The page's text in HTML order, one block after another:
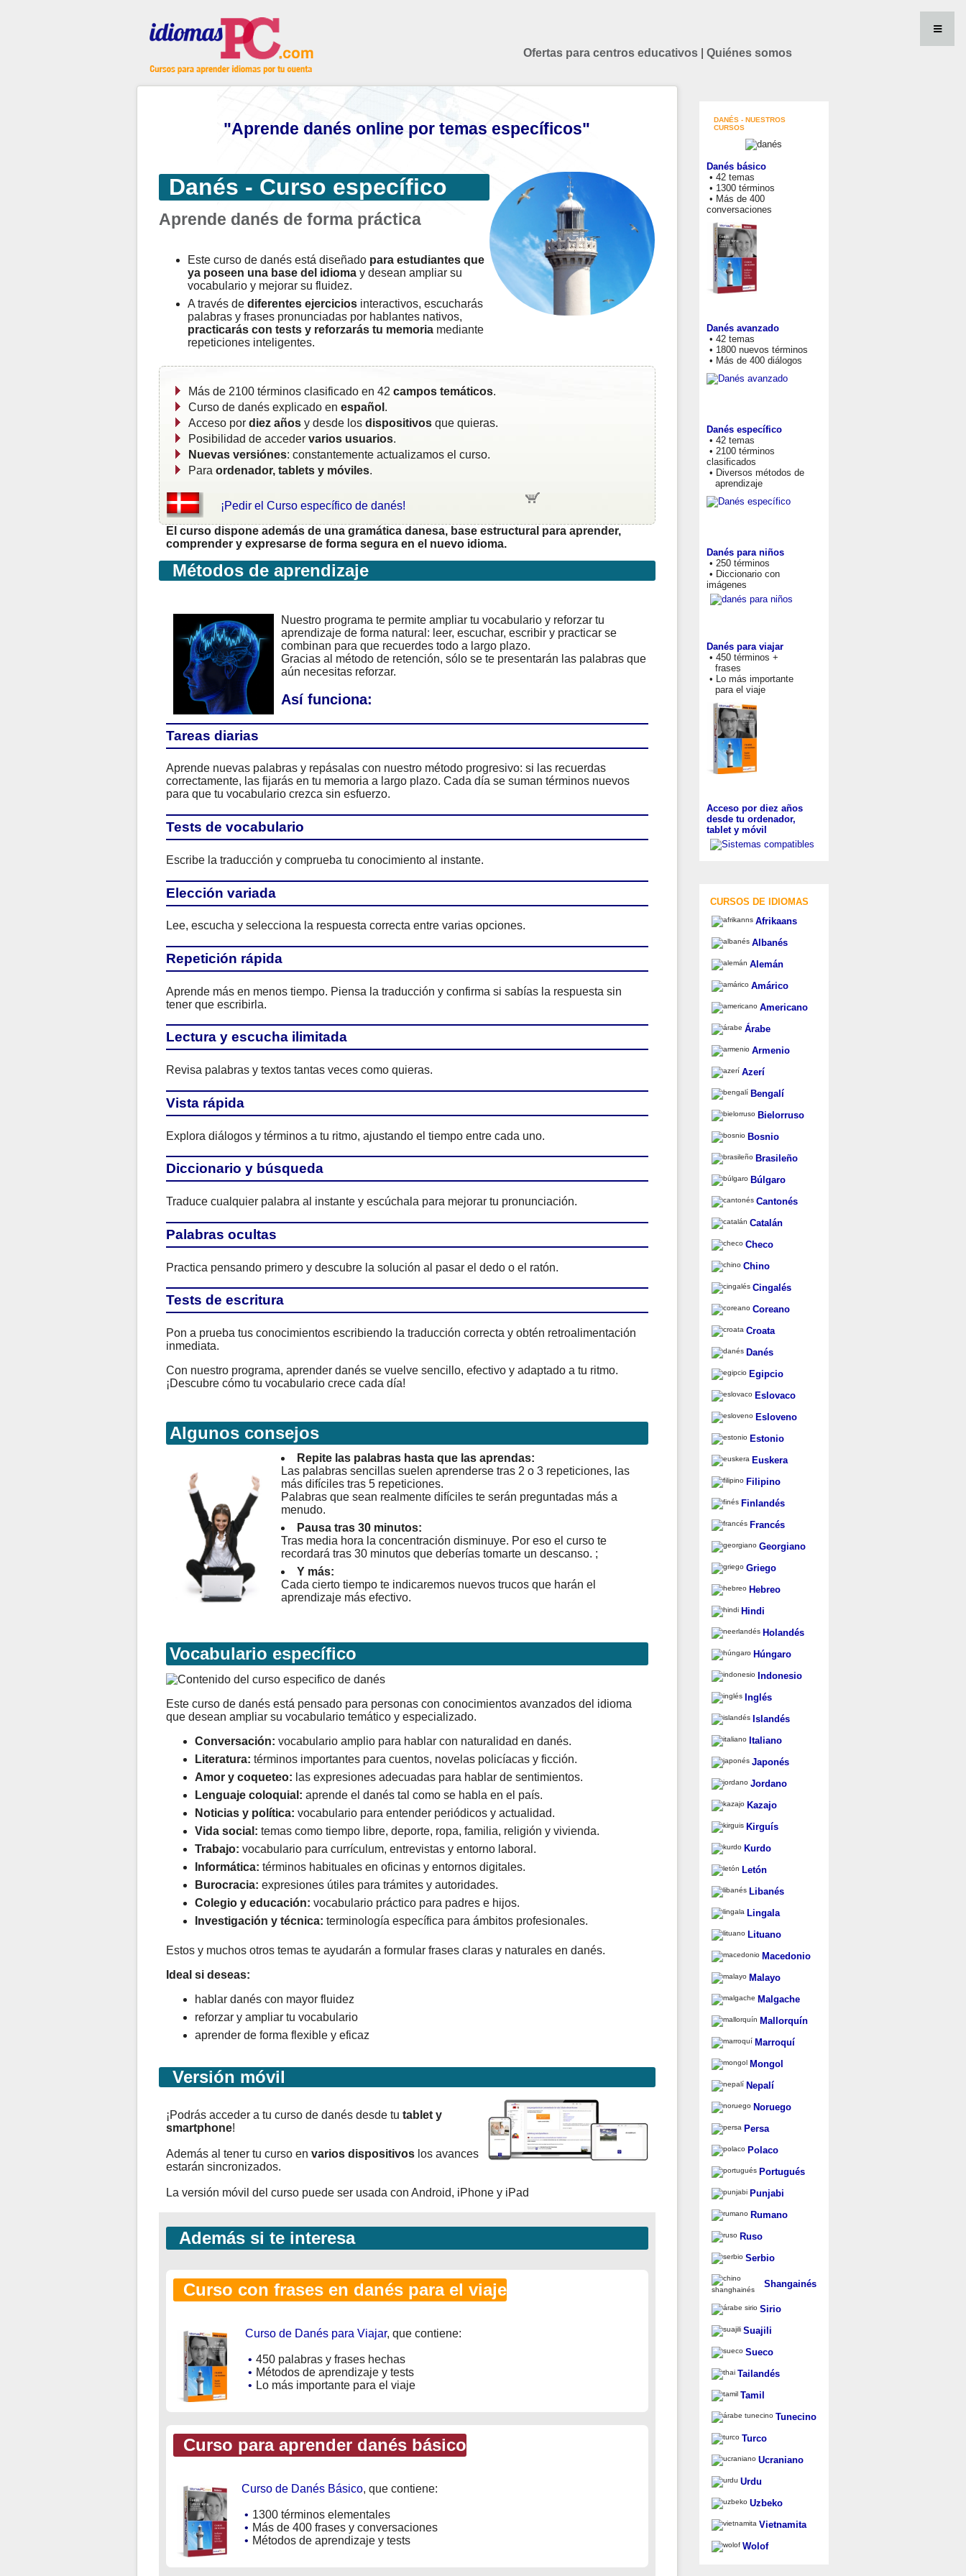
Ofertas para centros educativos Quiénes somos
"Aprende danés online por temas específicos"
Danés - Curso específico
Aprende danés de forma práctica
Este curso de danés está diseñado para estudiantes que
ya poseen una base del idiomay desean ampliar su
vocabulario y mejorar su fluidez.
A través de diferentes ejerciciosinteractivos, escucharás
palabras y frases pronunciadas por hablantes nativos,
practicarás con tests y reforzarás tu memoriamediante
repeticiones inteligentes.
Más de 2100 términos clasificado en 42 campos temáticos.
Curso de danés explicado en español .
Acceso por diez añosy desde los dispositivosque quieras.
Posibilidad de acceder varios usuarios.
Nuevas versiónes: constantemente actualizamos el curso.
Para ordenador, tablets y móviles.
¡Pedir el Curso específico de danés!
El curso dispone además de una gramática danesa, base estructural para aprender,
comprender y expresarse de forma segura en el nuevo idioma.
Métodos de aprendizaje
Nuestro programa te permite ampliar tu vocabulario y reforzar tu
aprendizaje de forma natural: leer, escuchar, escribir y practicar se
combinan para que recuerdes todo a largo plazo.
Gracias al método de retención, sólo se te presentarán las palabras que
aún necesitas reforzar.
Así funciona:
Tareas diarias
Aprende nuevas palabras y repásalas con nuestro método progresivo: si las recuerdas
correctamente, las fijarás en tu memoria a largo plazo. Cada día se suman términos nuevos
para que tu vocabulario crezca sin esfuerzo.
Tests de vocabulario
Escribe la traducción y comprueba tu conocimiento al instante.
Elección variada
Lee, escucha y selecciona la respuesta correcta entre varias opciones.
Repetición rápida
Aprende más en menos tiempo. Piensa la traducción y confirma si sabías la respuesta sin
tener que escribirla.
Lectura y escucha ilimitada
Revisa palabras y textos tantas veces como quieras.
Vista rápida
Explora diálogos y términos a tu ritmo, ajustando el tiempo entre cada uno.
Diccionario y búsqueda
Traduce cualquier palabra al instante y escúchala para mejorar tu pronunciación.
Palabras ocultas
Practica pensando primero y descubre la solución al pasar el dedo o el ratón.
Tests de escritura
Pon a prueba tus conocimientos escribiendo la traducción correcta y obtén retroalimentación
inmediata.
Con nuestro programa, aprender danés se vuelve sencillo, efectivo y adaptado a tu ritmo.
¡Descubre cómo tu vocabulario crece cada día!
Algunos consejos
Repite las palabras hasta que las aprendas:
Las palabras sencillas suelen aprenderse tras 2 o 3 repeticiones, las
más difíciles tras 5 repeticiones.
Palabras que sean realmente difíciles te serán preguntadas más a
menudo.
Pausa tras 30 minutos:
Tras media hora la concentración disminuye. Por eso el curso te
recordará tras 30 minutos que deberías tomarte un descanso. ;
Y más:
Cada cierto tiempo te indicaremos nuevos trucos que harán el
aprendizaje más efectivo.
Vocabulario específico
Este curso de danés está pensado para personas con conocimientos avanzados del idioma
que desean ampliar su vocabulario temático y especializado.
Conversación: vocabulario amplio para hablar con naturalidad en danés.
Literatura: términos importantes para cuentos, novelas policíacas y ficción.
Amor y coqueteo: las expresiones adecuadas para hablar de sentimientos.
Lenguaje coloquial: aprende el danés tal como se habla en el país.
Noticias y política: vocabulario para entender periódicos y actualidad.
Vida social: temas como tiempo libre, deporte, ropa, familia, religión y vivienda.
Trabajo: vocabulario para currículum, entrevistas y entorno laboral.
Informática: términos habituales en oficinas y entornos digitales.
Burocracia: expresiones útiles para trámites y autoridades.
Colegio y educación: vocabulario práctico para padres e hijos.
Investigación y técnica: terminología específica para ámbitos profesionales.
Estos y muchos otros temas te ayudarán a formular frases claras y naturales en danés.
Ideal si deseas:
hablar danés con mayor fluidez
reforzar y ampliar tu vocabulario
aprender de forma flexible y eficaz
Versión móvil
¡Podrás acceder a tu curso de danés desde tu tablet y
smartphone!
Además al tener tu curso en varios dispositivoslos avances
estarán sincronizados.
La versión móvil del curso puede ser usada con Android, iPhone y iPad
Además si te interesa
Curso con frases en danés para el viaje
Curso de Danés para Viajar, que contiene:
• 450 palabras y frases hechas
• Métodos de aprendizaje y tests
• Lo más importante para el viaje
Curso para aprender danés básico
Curso de Danés Básico, que contiene:
• 1300 términos elementales
• Más de 400 frases y conversaciones
• Métodos de aprendizaje y tests
DANÉS - NUESTROS
CURSOS
Danés básico
• 42 temas
• 1300 términos
• Más de 400
conversaciones
Danés avanzado
• 42 temas
• 1800 nuevos términos
• Más de 400 diálogos
Danés específico
• 42 temas
• 2100 términos
clasificados
• Diversos métodos de
aprendizaje
Danés para niños
• 250 términos
• Diccionario con
imágenes
Danés para viajar
• 450 términos +
frases
• Lo más importante
para el viaje
Acceso por diez años
desde tu ordenador,
tablet y móvil
CURSOS DE IDIOMAS
Afrikaans
Albanés
Alemán
Amárico
Americano
Árabe
Armenio
Azerí
Bengalí
Bielorruso
Bosnio
Brasileño
Búlgaro
Cantonés
Catalán
Checo
Chino
Cingalés
Coreano
Croata
Danés
Egipcio
Eslovaco
Esloveno
Estonio
Euskera
Filipino
Finlandés
Francés
Georgiano
Griego
Hebreo
Hindi
Holandés
Húngaro
Indonesio
Inglés
Islandés
Italiano
Japonés
Jordano
Kazajo
Kirguís
Kurdo
Letón
Libanés
Lingala
Lituano
Macedonio
Malayo
Malgache
Mallorquín
Marroquí
Mongol
Nepalí
Noruego
Persa
Polaco
Portugués
Punjabi
Rumano
Ruso
Serbio
Shangainés
Sirio
Suajili
Sueco
Tailandés
Tamil
Tunecino
Turco
Ucraniano
Urdu
Uzbeko
Vietnamita
Wolof